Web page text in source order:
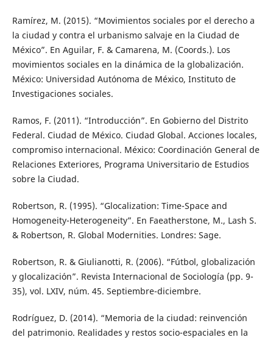
Ramírez, M. (2015). “Movimientos sociales por el derecho a
la ciudad y contra el urbanismo salvaje en la Ciudad de
México”. En Aguilar, F. & Camarena, M. (Coords.). Los
movimientos sociales en la dinámica de la globalización.
México: Universidad Autónoma de México, Instituto de
Investigaciones sociales.
Ramos, F. (2011). “Introducción”. En Gobierno del Distrito
Federal. Ciudad de México. Ciudad Global. Acciones locales,
compromiso internacional. México: Coordinación General de
Relaciones Exteriores, Programa Universitario de Estudios
sobre la Ciudad.
Robertson, R. (1995). “Glocalization: Time-Space and
Homogeneity-Heterogeneity”. En Faeatherstone, M., Lash S.
& Robertson, R. Global Modernities. Londres: Sage.
Robertson, R. & Giulianotti, R. (2006). “Fútbol, globalización
y glocalización”. Revista Internacional de Sociología (pp. 9-
35), vol. LXIV, núm. 45. Septiembre-diciembre.
Rodríguez, D. (2014). “Memoria de la ciudad: reinvención
del patrimonio. Realidades y restos socio-espaciales en la